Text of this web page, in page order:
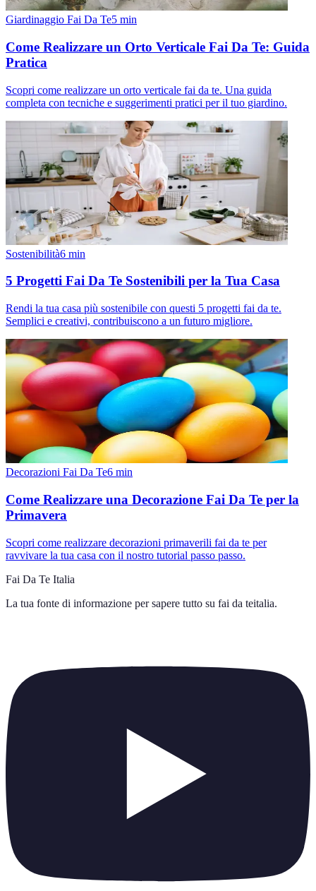
Giardinaggio Fai Da Te5 min
Come Realizzare un Orto Verticale Fai Da Te: Guida
Pratica
Scopri come realizzare un orto verticale fai da te. Una guida
completa con tecniche e suggerimenti pratici per il tuo giardino.
Sostenibilità6 min
5 Progetti Fai Da Te Sostenibili per la Tua Casa
Rendi la tua casa più sostenibile con questi 5 progetti fai da te.
Semplici e creativi, contribuiscono a un futuro migliore.
Decorazioni Fai Da Te6 min
Come Realizzare una Decorazione Fai Da Te per la
Primavera
Scopri come realizzare decorazioni primaverili fai da te per
ravvivare la tua casa con il nostro tutorial passo passo.
Fai Da Te Italia
La tua fonte di informazione per sapere tutto su fai da teitalia.